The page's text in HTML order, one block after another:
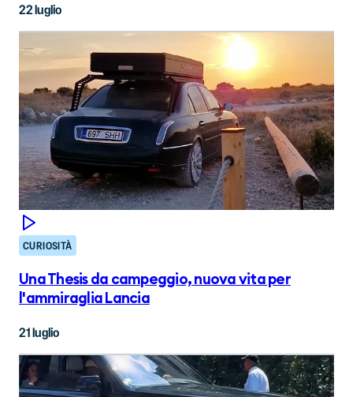
22 luglio
CURIOSITÀ
Una Thesis da campeggio, nuova vita per
l'ammiraglia Lancia
21 luglio